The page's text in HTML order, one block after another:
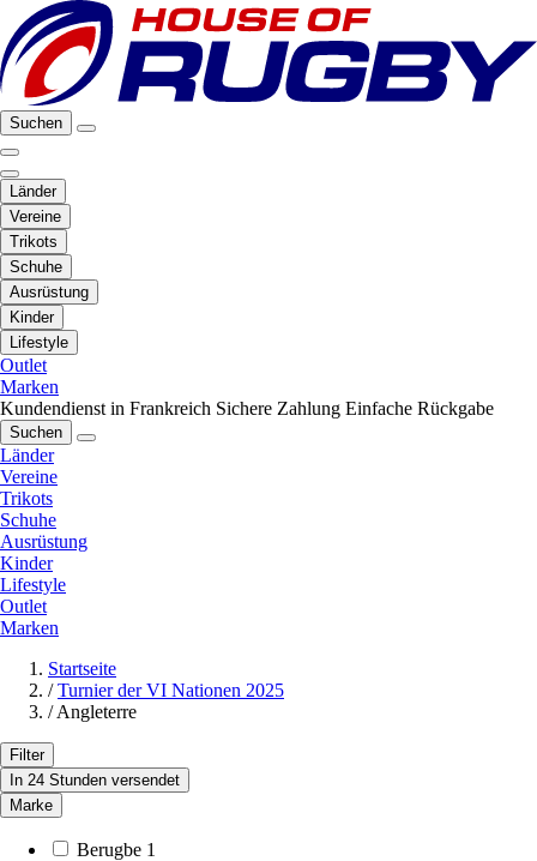
Suchen
Länder
Vereine
Trikots
Schuhe
Ausrüstung
Kinder
Lifestyle
Outlet
Marken
Kundendienst in Frankreich Sichere Zahlung Einfache Rückgabe
Suchen
Länder
Vereine
Trikots
Schuhe
Ausrüstung
Kinder
Lifestyle
Outlet
Marken
Startseite
/ Turnier der VI Nationen 2025
/ Angleterre
Filter
In 24 Stunden versendet
Marke
Berugbe 1